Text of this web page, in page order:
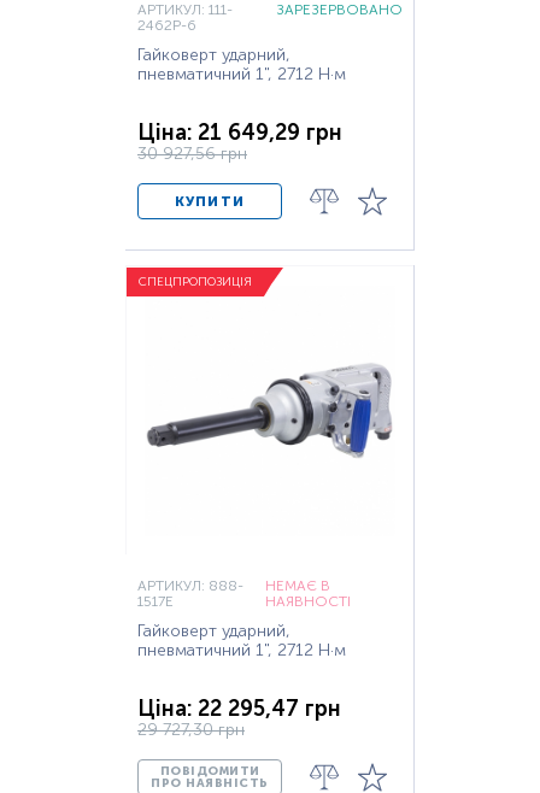
АРТИКУЛ: 111-
2462P-6
ЗАРЕЗЕРВОВАНО
Гайковерт ударний,
пневматичний 1", 2712 Н·м
Ціна: 21 649,29 грн
30 927,56 грн
КУПИТИ
СПЕЦПРОПОЗИЦІЯ
АРТИКУЛ: 888-
1517E
НЕМАЄ В
НАЯВНОСТІ
Гайковерт ударний,
пневматичний 1", 2712 Н·м
Ціна: 22 295,47 грн
29 727,30 грн
ПОВІДОМИТИ
ПРО НАЯВНІСТЬ